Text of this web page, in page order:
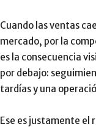
Cuando las ventas
mercado, por la
es la consecuencia
por debajo:
tardías y una
Ese es justamente el